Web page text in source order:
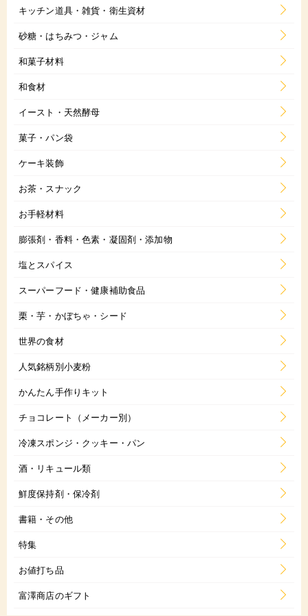
キッチン道具・雑貨・衛生資材
砂糖・はちみつ・ジャム
和菓子材料
和食材
イースト・天然酵母
菓子・パン袋
ケーキ装飾
お茶・スナック
お手軽材料
膨張剤・香料・色素・凝固剤・添加物
塩とスパイス
スーパーフード・健康補助食品
栗・芋・かぼちゃ・シード
世界の食材
人気銘柄別小麦粉
かんたん手作りキット
チョコレート（メーカー別）
冷凍スポンジ・クッキー・パン
酒・リキュール類
鮮度保持剤・保冷剤
書籍・その他
特集
お値打ち品
富澤商店のギフト